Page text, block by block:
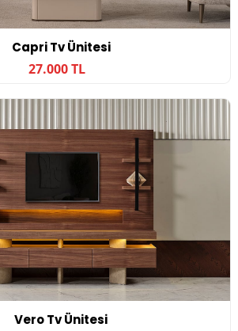
Capri Tv Ünitesi
27.000 TL
Vero Tv Ünitesi